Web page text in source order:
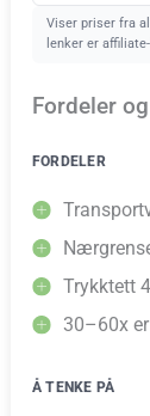
Viser priser fra
lenker er
Fordeler
FORDELER
Trykktett
30–60x
Å TENKE PÅ